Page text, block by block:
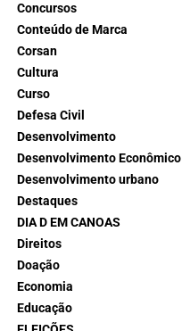
Concursos
Conteúdo de Marca
Corsan
Cultura
Curso
Defesa Civil
Desenvolvimento
Desenvolvimento Econômico
Desenvolvimento urbano
Destaques
DIA D EM CANOAS
Direitos
Doação
Economia
Educação